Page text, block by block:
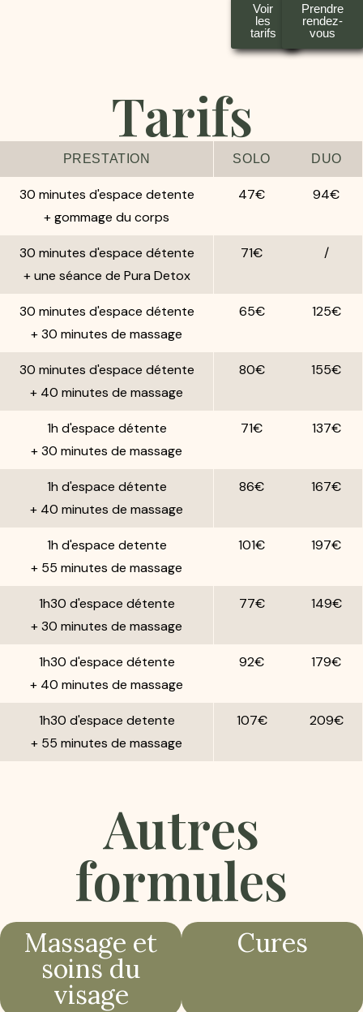
Voir
les
tarifs
Prendre
rendez-
vous
Tarifs
PRESTATION
30 minutes d'espace detente
+ gommage du corps
30 minutes d'espace détente
+ une séance de Pura Detox
30 minutes d'espace détente
+ 30 minutes de massage
30 minutes d'espace détente
+ 40 minutes de massage
1h d'espace détente
+ 30 minutes de massage
1h d'espace détente
+ 40 minutes de massage
1h d'espace detente
+ 55 minutes de massage
1h30 d'espace détente
+ 30 minutes de massage
1h30 d'espace détente
+ 40 minutes de massage
1h30 d'espace detente
+ 55 minutes de massage
SOLO
47€
71€
65€
80€
71€
86€
101€
77€
92€
107€
DUO
94€
/
125€
155€
137€
167€
197€
149€
179€
209€
Autres
formules
Massage et
soins du
visage
Cures